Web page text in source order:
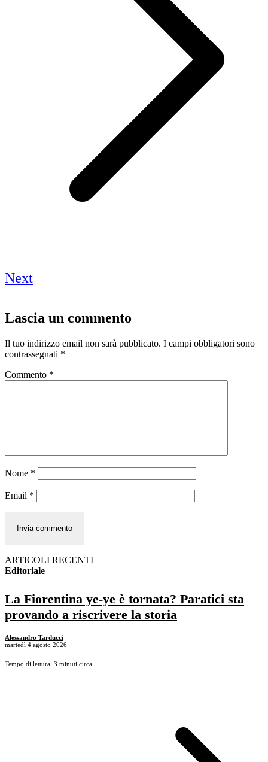
Next
Lascia un commento
Il tuo indirizzo email non sarà pubblicato. I campi obbligatori sono
contrassegnati *
Commento *
Nome *
Email *
ARTICOLI RECENTI
Editoriale
La Fiorentina ye-ye è tornata? Paratici sta
provando a riscrivere la storia
Alessandro Tarducci
martedì 4 agosto 2026
Tempo di lettura: 3 minuti circa